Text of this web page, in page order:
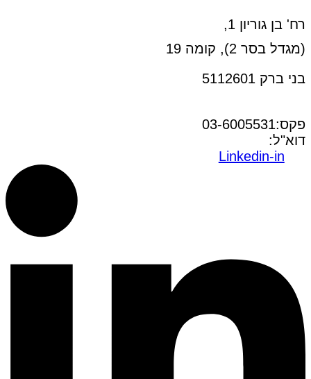
רח' בן גוריון 1,
(מגדל בסר 2), קומה 19
בני ברק 5112601
פקס:03-6005531
דוא"ל:
Linkedin-in